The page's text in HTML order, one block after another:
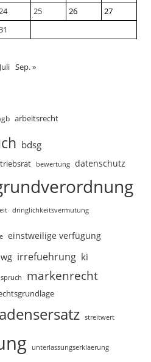
25 26
27
Sep. »
arbeitsrecht
bdsg
bewertung datenschutz
dringlichkeitsvermutung
einstweilige verfügung
irrefuehrung ki
markenrecht
streitwert
unterlassungserklaerung